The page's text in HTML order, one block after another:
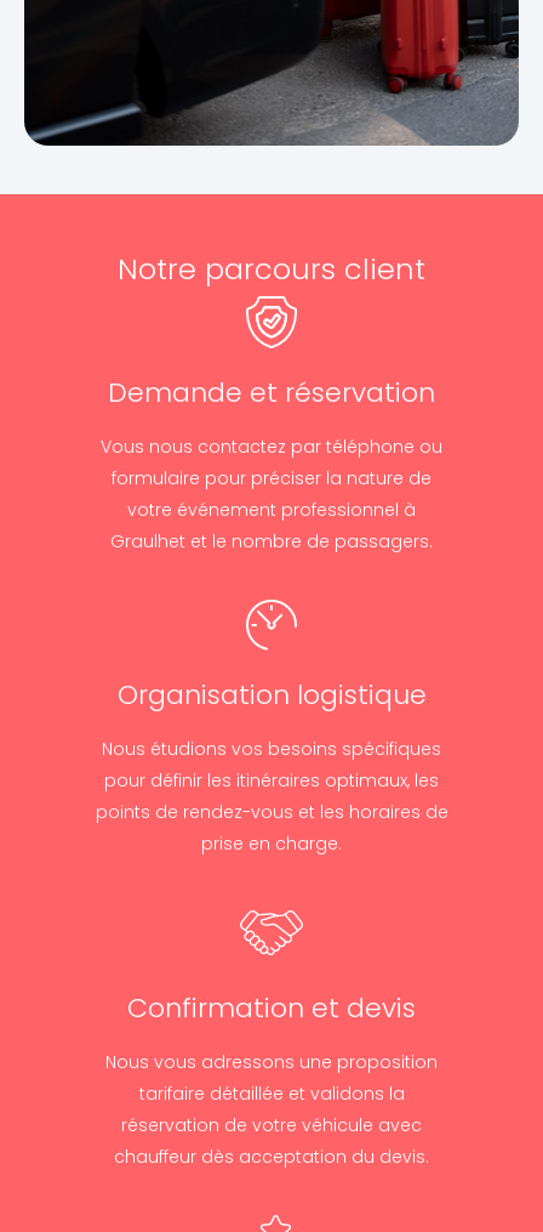
Notre parcours client
Demande et réservation
Vous nous contactez par téléphone ou
formulaire pour préciser la nature de
votre événement professionnel à
Graulhet et le nombre de passagers.
Organisation logistique
Nous étudions vos besoins spécifiques
pour définir les itinéraires optimaux, les
points de rendez-vous et les horaires de
prise en charge.
Confirmation et devis
Nous vous adressons une proposition
tarifaire détaillée et validons la
réservation de votre véhicule avec
chauffeur dès acceptation du devis.